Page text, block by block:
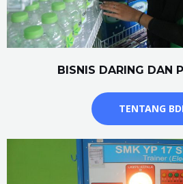
BISNIS DARING DAN
TENTANG